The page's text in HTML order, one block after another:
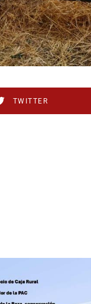
TWITTER